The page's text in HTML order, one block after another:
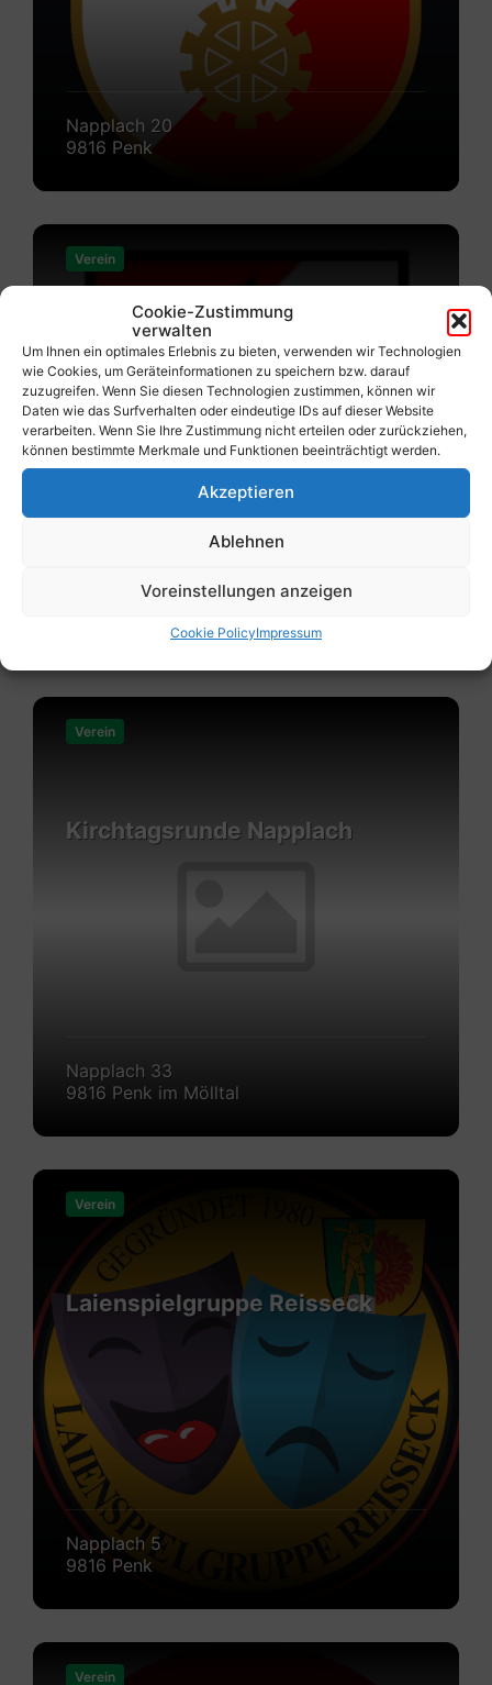
Cookie-Zustimmung
verwalten
Um Ihnen ein optimales Erlebnis zu bieten, verwenden wir Technologien
wie Cookies, um Geräteinformationen zu speichern bzw. darauf
zuzugreifen. Wenn Sie diesen Technologien zustimmen, können wir
Daten wie das Surfverhalten oder eindeutige IDs auf dieser Website
verarbeiten. Wenn Sie Ihre Zustimmung nicht erteilen oder zurückziehen,
können bestimmte Merkmale und Funktionen beeinträchtigt werden.
Akzeptieren
Ablehnen
Voreinstellungen anzeigen
Cookie PolicyImpressum
Napplach 20
9816 Penk
Verein
FF-Kolbnitz
Unterkolbnitz 119
Mehr
erfahren
Verein
Kirchtagsrunde Napplach
Napplach 33
9816 Penk im Mölltal
Mehr
erfahren
Verein
Laienspielgruppe Reisseck
Napplach 5
9816 Penk
Mehr
erfahren
Verein
Mehr
erfahren